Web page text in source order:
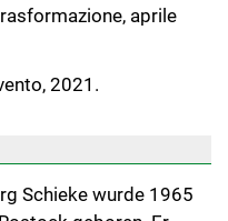
aprile
2021.
Schieke wurde 1965